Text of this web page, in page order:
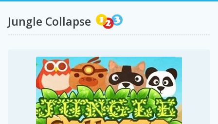
Jungle Collapse